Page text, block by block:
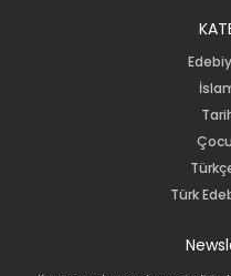
Türk